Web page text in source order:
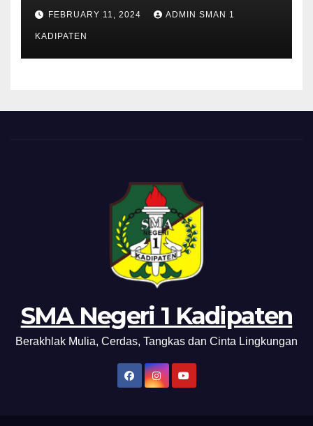
FEBRUARY 11, 2024 ADMIN SMAN 1
KADIPATEN
SMA Negeri 1 Kadipaten
Berakhlak Mulia, Cerdas, Tangkas dan Cinta Lingkungan